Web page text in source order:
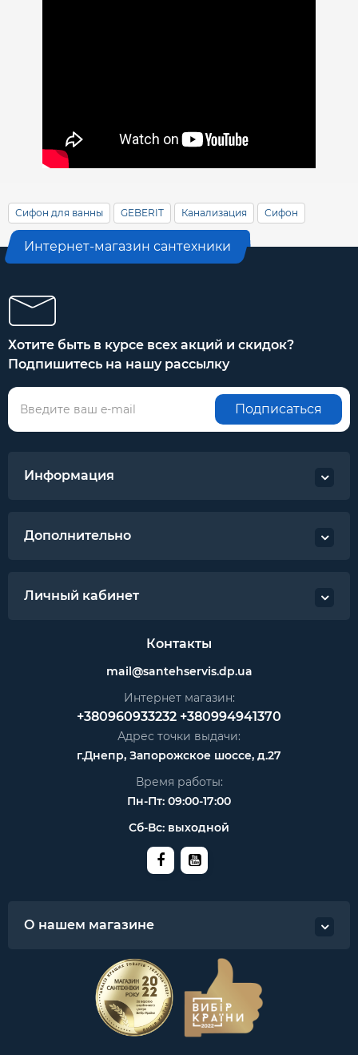
Сифон для ванны GEBERIT Канализация Сифон
Интернет-магазин сантехники
Хотите быть в курсе всех акций и скидок?
Подпишитесь на нашу рассылку
Подписаться
Информация
Дополнительно
Личный кабинет
Контакты
mail@santehservis.dp.ua
Интернет магазин:
+380960933232 +380994941370
Адрес точки выдачи:
г.Днепр, Запорожское шоссе, д.27
Время работы:
Пн-Пт: 09:00-17:00
Сб-Вс: выходной
О нашем магазине